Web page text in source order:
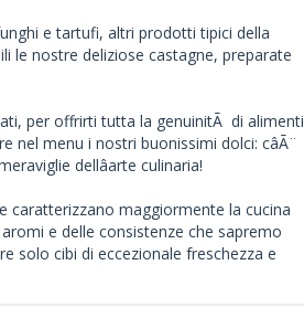
e tartufi, altri prodotti tipici della
le nostre deliziose castagne, preparate
per offrirti tutta la genuinitÃ di alimenti
menu i nostri buonissimi dolci: câÃ¨
dellâarte culinaria!
caratterizzano maggiormente la cucina
e delle consistenze che sapremo
solo cibi di eccezionale freschezza e